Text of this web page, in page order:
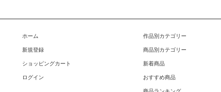
ホーム
新規登録
ショッピングカート
ログイン
作品別カテゴリー
商品別カテゴリー
新着商品
おすすめ商品